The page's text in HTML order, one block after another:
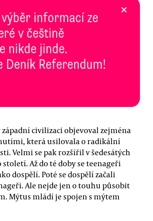
informací ze
v češtině
nikde jinde.
Deník Referendum!
×
západní civilizaci objevoval zejména
která usilovala o radikální
Velmi se pak rozšířil v šedesátých
Až do té doby se teenageři
dospělí. Poté se dospělí začali
Ale nejde jen o touhu působit
Mýtus mládí je spojen s mýtem